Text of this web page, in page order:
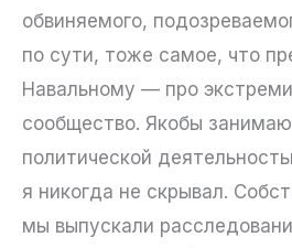
обвиняемого,
по сути, тоже самое, что
Навальному — про
сообщество. Якобы
политической
я никогда не скрывал.
мы выпускали